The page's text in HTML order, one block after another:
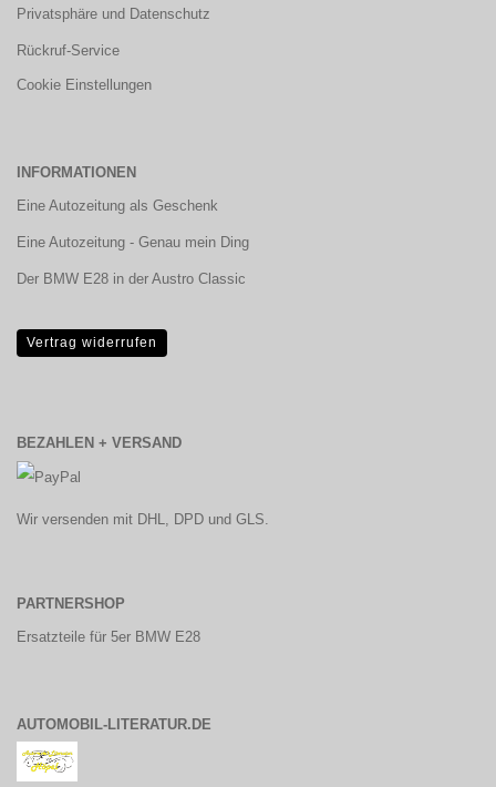
Privatsphäre und Datenschutz
Rückruf-Service
Cookie Einstellungen
INFORMATIONEN
Eine Autozeitung als Geschenk
Eine Autozeitung - Genau mein Ding
Der BMW E28 in der Austro Classic
Vertrag widerrufen
BEZAHLEN + VERSAND
Wir versenden mit DHL, DPD und GLS.
PARTNERSHOP
Ersatzteile für 5er BMW E28
AUTOMOBIL-LITERATUR.DE